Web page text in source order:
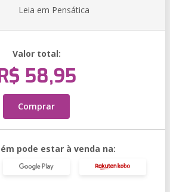
Leia em Pensática
Valor total:
58,95
Comprar
pode estar à venda na: